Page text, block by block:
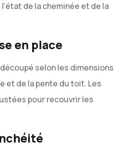
de la cheminée et de la
en place
selon les dimensions
et de la pente du toit. Les
pour recouvrir les